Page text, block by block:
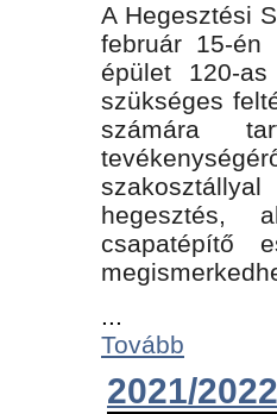
A Hegesztési
február 15-
épület 120-
szükséges
számára
hegesztés,
csapatépítő
...
Tovább
2021/